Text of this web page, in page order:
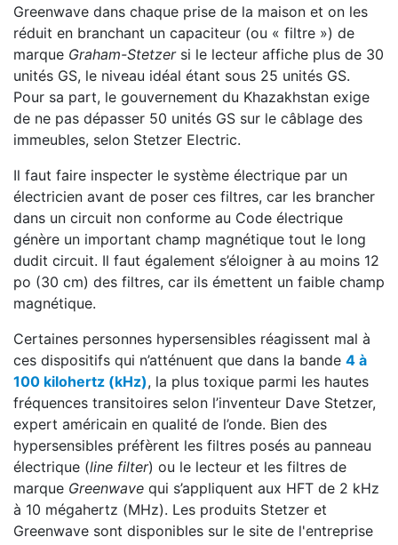
Greenwave dans chaque prise de la maison et on les
réduit en branchant un capaciteur (ou « filtre ») de
marque Graham-Stetzersi le lecteur affiche plus de 30
unités GS, le niveau idéal étant sous 25 unités GS.
Pour sa part, le gouvernement du Khazakhstan exige
de ne pas dépasser 50 unités GS sur le câblage des
immeubles, selon Stetzer Electric.
Il faut faire inspecter le système électrique par un
électricien avant de poser ces filtres, car les brancher
dans un circuit non conforme au Code électrique
génère un important champ magnétique tout le long
dudit circuit. Il faut également s’éloigner à au moins 12
po (30 cm) des filtres, car ils émettent un faible champ
magnétique.
Certaines personnes hypersensibles réagissent mal à
ces dispositifs qui n’atténuent que dans la bande 4 à
100 kilohertz (kHz), la plus toxique parmi les hautes
fréquences transitoires selon l’inventeur Dave Stetzer,
expert américain en qualité de l’onde. Bien des
hypersensibles préfèrent les filtres posés au panneau
électrique (line filter) ou le lecteur et les filtres de
marque Greenwave qui s’appliquent aux HFT de 2 kHz
à 10 mégahertz (MHz). Les produits Stetzer et
Greenwave sont disponibles sur le site de l'entreprise